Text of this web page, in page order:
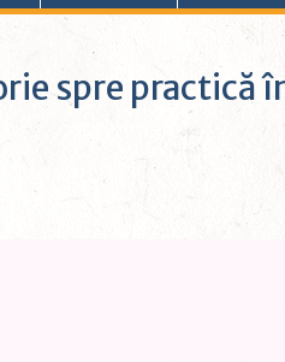
spre practică